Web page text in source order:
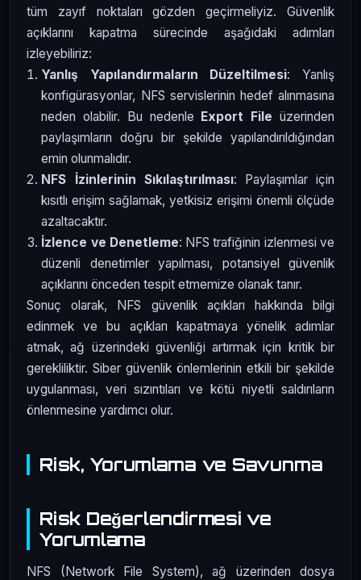
tüm zayıf noktaları gözden geçirmeliyiz. Güvenlik
açıklarını kapatma sürecinde aşağıdaki adımları
izleyebiliriz:
Yanlış Yapılandırmaların Düzeltilmesi: Yanlış
konfigürasyonlar, NFS servislerinin hedef alınmasına
neden olabilir. Bu nedenle
Export File üzerinden
paylaşımların doğru bir şekilde yapılandırıldığından
emin olunmalıdır.
NFS İzinlerinin Sıkılaştırılması: Paylaşımlar için
kısıtlı erişim sağlamak, yetkisiz erişimi önemli ölçüde
azaltacaktır.
İzlence ve Denetleme: NFS trafiğinin izlenmesi ve
düzenli denetimler yapılması, potansiyel güvenlik
açıklarını önceden tespit etmemize olanak tanır.
Sonuç olarak, NFS güvenlik açıkları hakkında bilgi
edinmek ve bu açıkları kapatmaya yönelik adımlar
atmak, ağ üzerindeki güvenliği artırmak için kritik bir
gerekliliktir. Siber güvenlik önlemlerinin etkili bir şekilde
uygulanması, veri sızıntıları ve kötü niyetli saldırıların
önlenmesine yardımcı olur.
Risk, Yorumlama ve Savunma
Risk Değerlendirmesi ve
Yorumlama
NFS (Network File System), ağ üzerinden dosya